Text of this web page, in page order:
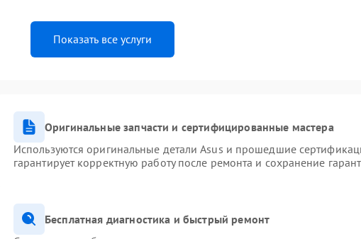
Показать все услуги
Оригинальные запчасти и сертифицированные мастера
Используются оригинальные детали Asus и прошедшие
гарантирует корректную работу после ремонта и сохранение
Бесплатная диагностика и быстрый ремонт